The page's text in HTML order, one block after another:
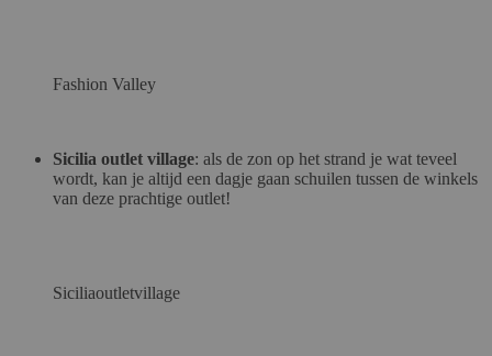
Fashion Valley
Sicilia outlet village: als de zon op het strand je wat teveel
wordt, kan je altijd een dagje gaan schuilen tussen de winkels
van deze prachtige outlet!
Siciliaoutletvillage